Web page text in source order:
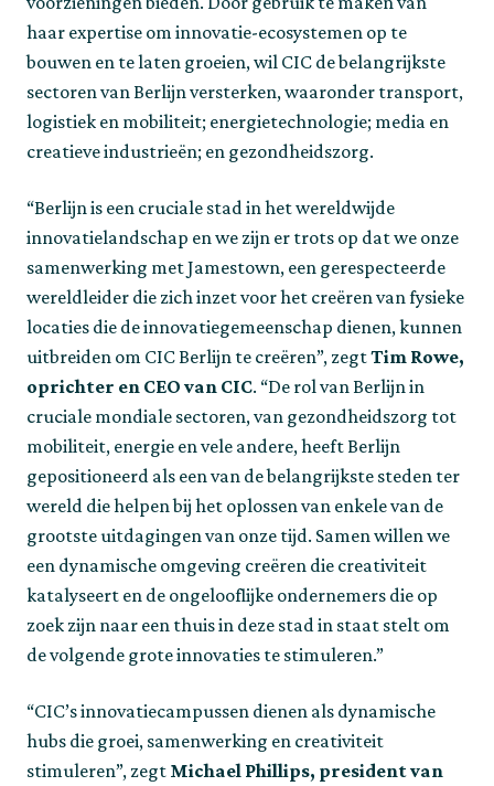
haar expertise om innovatie-ecosystemen op te
bouwen en te laten groeien, wil CIC de belangrijkste
sectoren van Berlijn versterken, waaronder transport,
logistiek en mobiliteit; energietechnologie; media en
creatieve industrieën; en gezondheidszorg.
“Berlijn is een cruciale stad in het wereldwijde
innovatielandschap en we zijn er trots op dat we onze
samenwerking met Jamestown, een gerespecteerde
wereldleider die zich inzet voor het creëren van fysieke
locaties die de innovatiegemeenschap dienen, kunnen
uitbreiden om CIC Berlijn te creëren”, zegtTim Rowe,
oprichter en CEO van CIC. “De rol van Berlijn in
cruciale mondiale sectoren, van gezondheidszorg tot
mobiliteit, energie en vele andere, heeft Berlijn
gepositioneerd als een van de belangrijkste steden ter
wereld die helpen bij het oplossen van enkele van de
grootste uitdagingen van onze tijd. Samen willen we
een dynamische omgeving creëren die creativiteit
katalyseert en de ongelooflijke ondernemers die op
zoek zijn naar een thuis in deze stad in staat stelt om
de volgende grote innovaties te stimuleren.”
“CIC’s innovatiecampussen dienen als dynamische
hubs die groei, samenwerking en creativiteit
stimuleren”, zegt Michael Phillips, president van